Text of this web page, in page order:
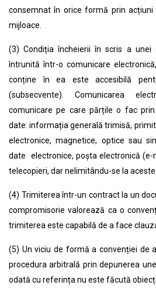
consemnat în orice formă prin
mijloace.
(3) Condiția încheierii în scris a unei
întrunită într-o comunicare
conține în ea este accesibilă
(subsecvente). Comunicarea
comunicare pe care părțile o fac
date: informația generală trimisă,
electronice, magnetice, optice sau
date electronice, poșta electronică (e-
telecopieri, dar nelimitându-se la
(4) Trimiterea într-un contract la un
compromisorie valorează ca o
trimiterea este capabilă de a face
(5) Un viciu de formă a convenției de
procedura arbitrală prin depunerea
odată cu referința nu este făcută